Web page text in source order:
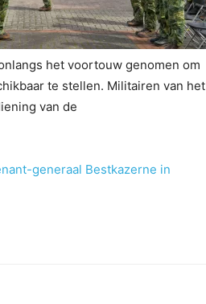
het voortouw genomen om
te stellen. Militairen van het
van de
generaal Bestkazerne in